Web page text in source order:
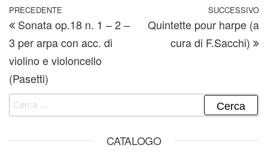
Navigazione articoli
Articolo precedente
PRECEDENTE
Sonata op.18 n. 1 – 2 –
3 per arpa con acc. di
violino e violoncello
(Pasetti)
SUCCESSIVO
Quintette pour harpe (a
cura di F.Sacchi)
Ricerca per:
CATALOGO